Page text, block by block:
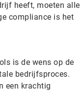
heeft, moeten alle
compliance is het
is de wens op de
bedrijfsproces.
een krachtig